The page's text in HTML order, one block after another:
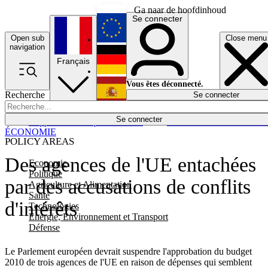
Ga naar de hoofdinhoud
Open sub
navigation
Close menu
Recherche
Se connecter
POLICY AREAS
Economie
Politique
Agriculture et Alimentation
Santé
Technologies
Energie, Environnement et Transport
Défense
Économie
Français
English
Deutsch
Español
Se connecter
Vous êtes déconnecté.
Se connecter
Des agences de l'UE entachées
par des accusations de conflits
d'intérêts
Le Parlement européen devrait suspendre l'approbation du budget
2010 de trois agences de l'UE en raison de dépenses qui semblent
ÉCONOMIE